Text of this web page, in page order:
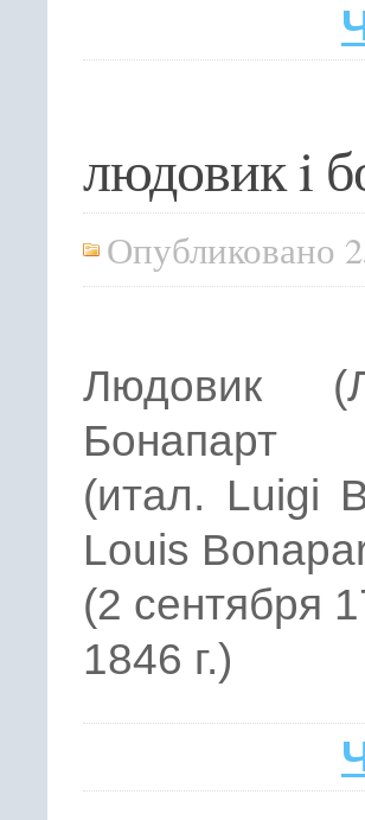
людовик i
Опубликовано
Людовик
Бонапарт
(итал. Luigi
Louis
(2 сентября
1846 г.)